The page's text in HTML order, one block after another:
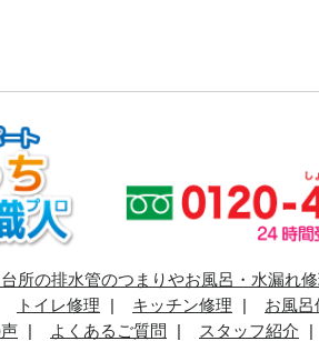
所の排水管のつまりやお風呂・水漏れ
トイレ修理 キッチン修理 お風呂
よくあるご質問 スタッフ紹介